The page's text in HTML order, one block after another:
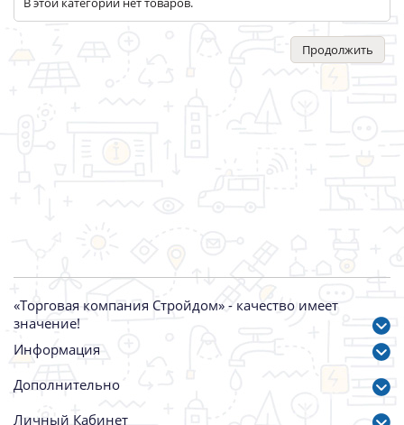
Продолжить
«Торговая компания Стройдом» - качество имеет
значение!
Информация
Дополнительно
Личный Кабинет